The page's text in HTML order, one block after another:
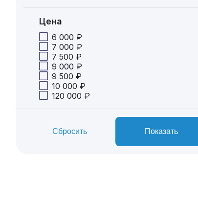
Цена
6 000 ₽
7 000 ₽
7 500 ₽
9 000 ₽
9 500 ₽
10 000 ₽
120 000 ₽